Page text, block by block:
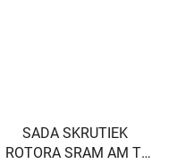
SADA SKRUTIEK
ROTORA SRAM AM TI